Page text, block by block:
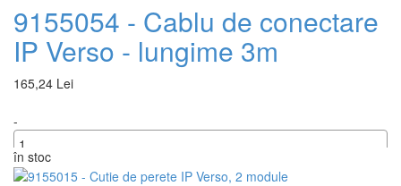
9155054 - Cablu de conectare
IP Verso - lungime 3m
165,24 Lei
-
+
în stoc